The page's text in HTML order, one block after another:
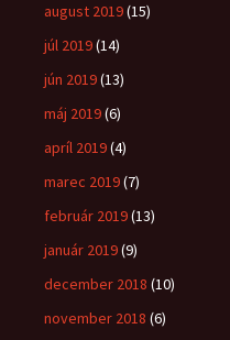
august 2019(15)
júl 2019(14)
jún 2019(13)
máj 2019(6)
apríl 2019(4)
marec 2019(7)
február 2019(13)
január 2019(9)
december 2018 (10)
november 2018 (6)